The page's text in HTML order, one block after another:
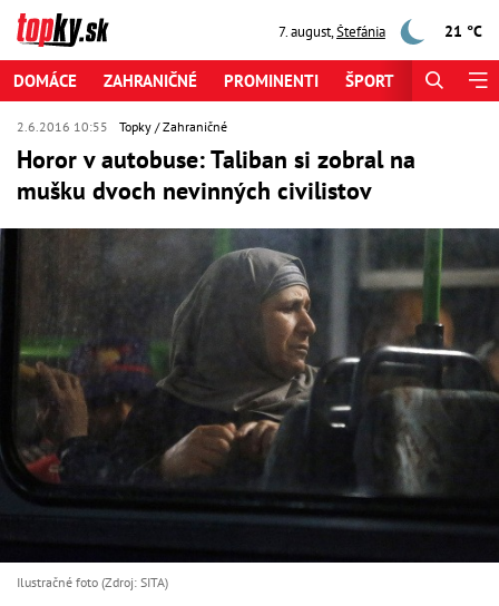
7. august,Štefánia 21 °C
DOMÁCE ZAHRANIČNÉ PROMINENTI ŠPORT
2.6.2016 10:55 Topky Zahraničné
Horor v autobuse: Taliban si zobral na
mušku dvoch nevinných civilistov
Ilustračné foto (Zdroj: SITA)